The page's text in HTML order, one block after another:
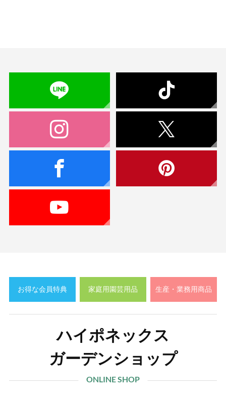
お得な会員特典 家庭用園芸用品 生産・業務用商品
ハイポネックス
ガーデンショップ
ONLINE SHOP